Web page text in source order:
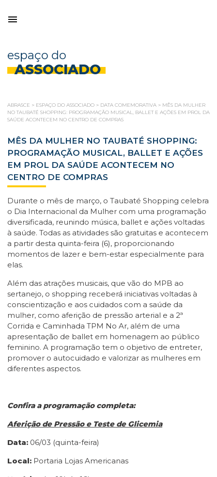
espaço do
ASSOCIADO
ABRASCE > ESPAÇO DO ASSOCIADO > DATA COMEMORATIVA > MÊS DA MULHER
NO TAUBATÉ SHOPPING: PROGRAMAÇÃO MUSICAL, BALLET E AÇÕES EM PROL DA
SAÚDE ACONTECEM NO CENTRO DE COMPRAS
MÊS DA MULHER NO TAUBATÉ SHOPPING:
PROGRAMAÇÃO MUSICAL, BALLET E AÇÕES
EM PROL DA SAÚDE ACONTECEM NO
CENTRO DE COMPRAS
Durante o mês de março, o Taubaté Shopping celebra
o Dia Internacional da Mulher com uma programação
diversificada, reunindo música, ballet e ações voltadas
à saúde. Todas as atividades são gratuitas e acontecem
a partir desta quinta-feira (6), proporcionando
momentos de lazer e bem-estar especialmente para
elas.
Além das atrações musicais, que vão do MPB ao
sertanejo, o shopping receberá iniciativas voltadas à
conscientização e aos cuidados com a saúde da
mulher, como aferição de pressão arterial e a 2ª
Corrida e Caminhada TPM No Ar, além de uma
apresentação de ballet em homenagem ao público
feminino. A programação tem o objetivo de entreter,
promover o autocuidado e valorizar as mulheres em
diferentes aspectos.
Confira a programação completa:
Aferição de Pressão e Teste de Glicemia
Data: 06/03 (quinta-feira)
Local: Portaria Lojas Americanas